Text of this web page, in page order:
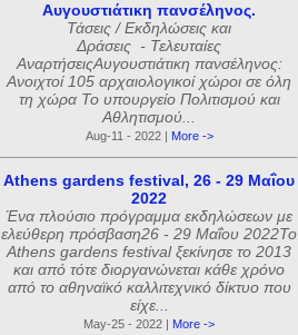
Αυγουστιάτικη πανσέληνος.
Τάσεις / Εκδηλώσεις και
Δράσεις - Τελευταίες
ΑναρτήσειςΑυγουστιάτικη πανσέληνος:
Ανοιχτοί 105 αρχαιολογικοί χώροι σε όλη
τη χώρα Το υπουργείο Πολιτισμού και
Αθλητισμού...
Aug-11 - 2022 | More ->
Athens gardens festival, 26 - 29 Μαΐου
2022
Ένα πλούσιο πρόγραμμα εκδηλώσεων με
ελεύθερη πρόσβαση26 - 29 Μαΐου 2022Το
Athens gardens festival ξεκίνησε το 2013
και από τότε διοργανώνεται κάθε χρόνο
από το αθηναϊκό καλλιτεχνικό δίκτυο που
είχε...
May-25 - 2022 | More ->